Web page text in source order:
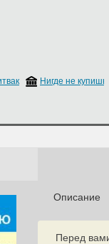
Нигде не купишь
Описание
Перед